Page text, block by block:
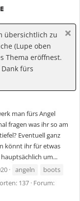
übersichtlich zu
(Lupe oben
Thema eröffnest.
fürs
man fürs Angel
fragen was ihr so am
Eventuell ganz
könnt ihr für etwas
um...
angeln
boots
137 Forum: